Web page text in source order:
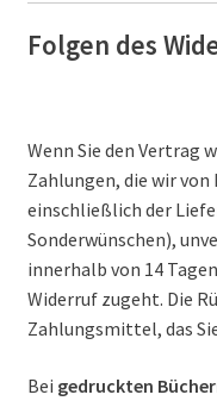
Folgen des
Wenn Sie den Vertrag
Zahlungen, die wir
einschließlich der
Sonderwünschen),
innerhalb von 14
Widerruf zugeht. Die
Zahlungsmittel, das
Bei gedruckten